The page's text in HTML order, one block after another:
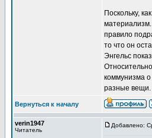
Поскольку,
правило
то что он
Энгельс
коммунизма о
разные вещи.
Вернуться к началу
verin1947
Читатель
Добавлено: